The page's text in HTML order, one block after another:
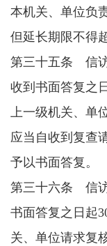
本机关、单位负
但延长期限不得
第三十五条 信
收到书面答复之
上一级机关、单
应当自收到复查
予以书面答复。
第三十六条 信
书面答复之日起
关、单位请求复